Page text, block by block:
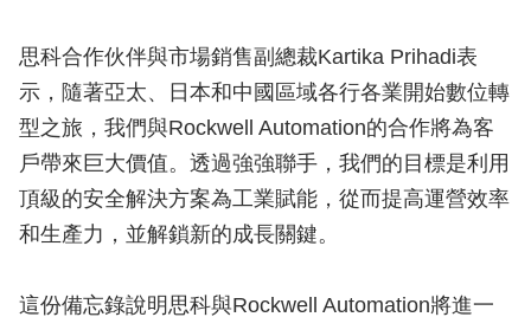
思科合作伙伴與市場銷售副總裁Kartika Prihadi表
示，隨著亞太、日本和中國區域各行各業開始數位轉
型之旅，我們與Rockwell Automation的合作將為客
戶帶來巨大價值。透過強強聯手，我們的目標是利用
頂級的安全解決方案為工業賦能，從而提高運營效率
和生產力，並解鎖新的成長關鍵。
這份備忘錄說明思科與Rockwell Automation將進一